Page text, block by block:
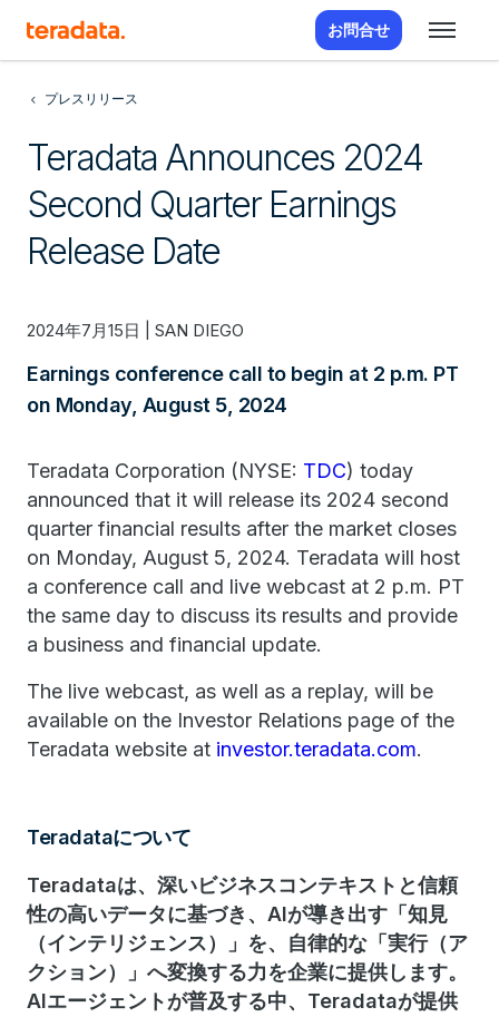
お問合せ
プレスリリース
Teradata Announces 2024
Second Quarter Earnings
Release Date
2024年7月15日 | SAN DIEGO
Earnings conference call to begin at 2 p.m. PT
on Monday, August 5, 2024
Teradata Corporation (NYSE: TDC) today
announced that it will release its 2024 second
quarter financial results after the market closes
on Monday, August 5, 2024. Teradata will host
a conference call and live webcast at 2 p.m. PT
the same day to discuss its results and provide
a business and financial update.
The live webcast, as well as a replay, will be
available on the Investor Relations page of the
Teradata website at investor.teradata.com.
Teradataについて
Teradataは、深いビジネスコンテキストと信頼
性の高いデータに基づき、AIが導き出す「知見
（インテリジェンス）」を、自律的な「実行（ア
クション）」へ変換する力を企業に提供します。
AIエージェントが普及する中、Teradataが提供